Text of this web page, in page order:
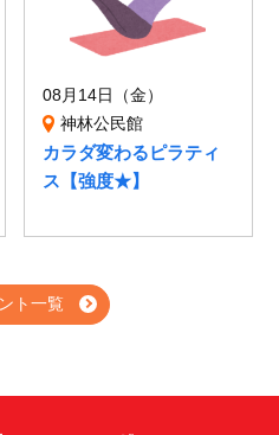
08月14日（金）
神林公民館
カラダ変わるピラティ
ス【強度★】
ト一覧